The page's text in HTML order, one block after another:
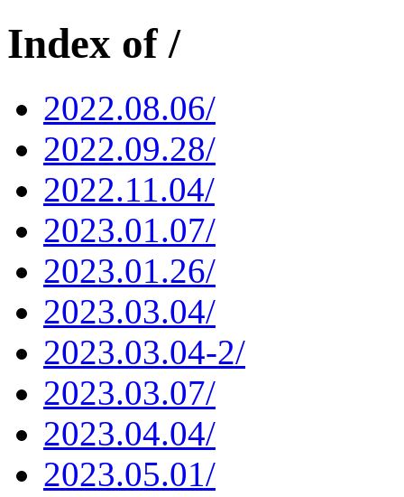
Index of /
2022.08.06/
2022.09.28/
2022.11.04/
2023.01.07/
2023.01.26/
2023.03.04/
2023.03.04-2/
2023.03.07/
2023.04.04/
2023.05.01/